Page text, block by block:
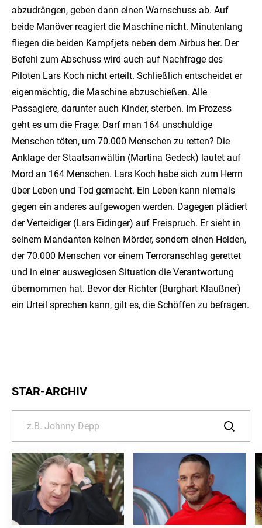
abzudrängen, geben dann einen Warnschuss ab. Auf
beide Manöver reagiert die Maschine nicht. Minutenlang
fliegen die beiden Kampfjets neben dem Airbus her. Der
Befehl zum Abschuss wird auch auf Nachfrage des
Piloten Lars Koch nicht erteilt. Schließlich entscheidet er
eigenmächtig, die Maschine abzuschießen. Alle
Passagiere, darunter auch Kinder, sterben. Im Prozess
geht es um die Frage: Darf man 164 unschuldige
Menschen töten, um 70.000 Menschen zu retten? Die
Anklage der Staatsanwältin (Martina Gedeck) lautet auf
Mord an 164 Menschen. Lars Koch habe sich zum Herrn
über Leben und Tod gemacht. Ein Leben kann niemals
gegen ein anderes aufgewogen werden. Dagegen plädiert
der Verteidiger (Lars Eidinger) auf Freispruch. Er sieht in
seinem Mandanten keinen Mörder, sondern einen Helden,
der 70.000 Menschen vor einem Terroranschlag gerettet
und in einer ausweglosen Situation die Verantwortung
übernommen hat. Bevor der Richter (Burghart Klaußner)
ein Urteil sprechen kann, gilt es, die Schöffen zu befragen.
STAR-ARCHIV